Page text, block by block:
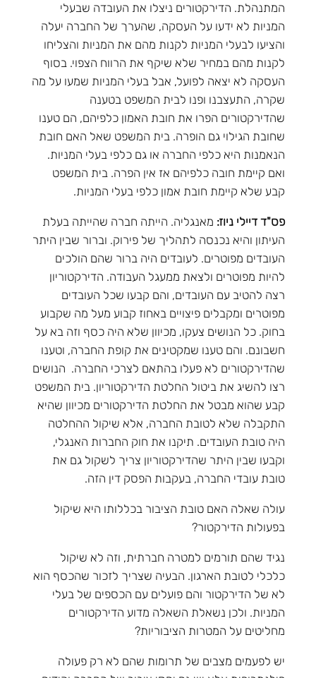
המתנהלת. הדירקטורים ניצלו את העובדה שבעלי
המניות לא ידעו על העסקה, שהערך של החברה יעלה
והציעו לבעלי המניות לקנות מהם את המניות והצליחו
לקנות מהם במחיר שלא שיקף את הרווח הצפוי. בסוף
העסקה לא יצאה לפועל, אבל בעלי המניות שמעו על מה
שקרה, התעצבנו ופנו לבית המשפט בטענה
שהדירקטורים הפרו את חובת האמון כלפיהם, הם טענו
שחובת הגילוי גם הופרה. בית המשפט שאל האם חובת
הנאמנות היא כלפי החברה או גם כלפי בעלי המניות.
ואם קיימת חובה כלפיהם אז אין הפרה. בית המשפט
קבע שלא קיימת חובת אמון כלפי בעלי המניות.
פס"ד דיילי ניוז: מאנגליה. הייתה חברה שהייתה בעלת
העיתון והיא נכנסה לתהליך של פירוק. וברור שבין היתר
העובדים מפוטרים. לעובדים היה ברור שהם הולכים
להיות מפוטרים ולצאת ממעגל העבודה. הדירקטוריון
רצה להטיב עם העובדים, והם קבעו שכל העובדים
מפוטרים ומקבלים פיצויים באחוז קבוע מעל מה שקבוע
בחוק. כל הנושים צעקו, מכיוון שלא היה כסף וזה בא על
חשבונם. והם טענו שמקטינים את קופת החברה, וטענו
שהדירקטורים לא פעלו בהתאם לצרכי החברה. הנושים
רצו להשיג את ביטול החלטת הדירקטוריון. בית המשפט
קבע שהוא מבטל את החלטת הדירקטורים מכיוון שהיא
התקבלה שלא לטובת החברה, אלא שיקול ההחלטה
היה טובת העובדים. תיקנו את חוק החברות האנגלי,
וקבעו שבין היתר שהדירקטוריון צריך לשקול גם את
טובת עובדי החברה, בעקבות הפסק דין הזה.
עולה שאלה האם טובת הציבור בכללותו היא שיקול
בפעולות הדירקטור?
נגיד שהם תורמים למטרה חברתית, וזה לא שיקול
כלכלי לטובת הארגון. הבעיה שצריך לזכור שהכסף הוא
לא של הדירקטור והם פועלים עם הכספים של בעלי
המניות. ולכן נשאלת השאלה מדוע הדירקטורים
מחליטים על המטרות הציבוריות?
יש לפעמים מצבים של תרומות שהם לא רק פעולה